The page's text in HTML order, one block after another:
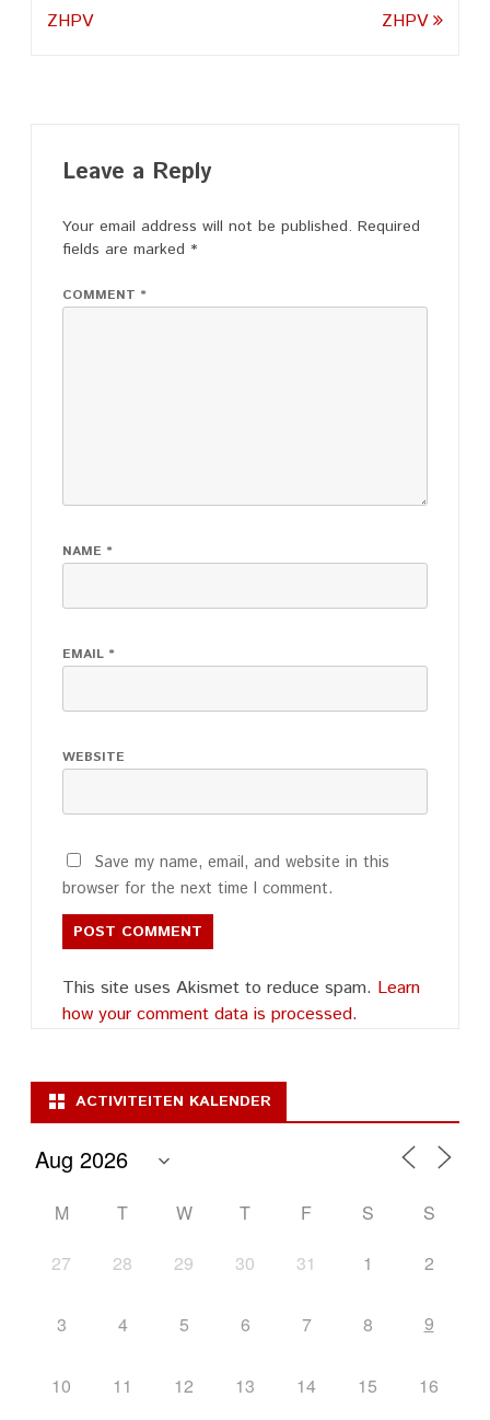
ZHPV
ZHPV
Leave a Reply
Your email address will not be published. Required
fields are marked *
COMMENT *
NAME *
EMAIL *
WEBSITE
Save my name, email, and website in this
browser for the next time I comment.
This site uses Akismet to reduce spam. Learn
how your comment data is processed.
ACTIVITEITEN KALENDER
M T W T F S
S
27
28 29 30 31 1 2
3 4 5 6 7 8 9
10 11 12 13 14 15 16